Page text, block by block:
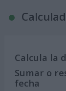
Calcula la
Sumar o
fecha